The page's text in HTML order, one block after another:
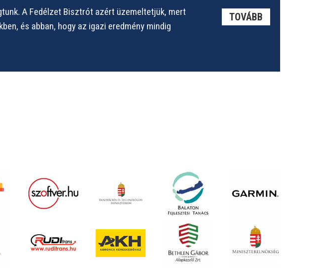
A Fedélzet Bisztrót azért üzemeltetjük, mert
és abban, hogy az igazi eredmény mindig
TOVÁBB